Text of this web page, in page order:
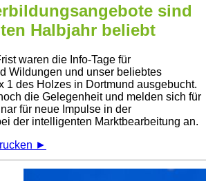
sind
Halbjahr beliebt
waren die Info-Tage für
Wildungen und unser beliebtes
1 des Holzes in Dortmund ausgebucht.
die Gelegenheit und melden sich für
für neue Impulse in der
der intelligenten Marktbearbeitung an.
►